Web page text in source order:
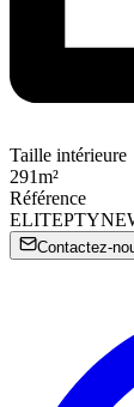
Taille intérieure
291m²
Référence
Contactez-